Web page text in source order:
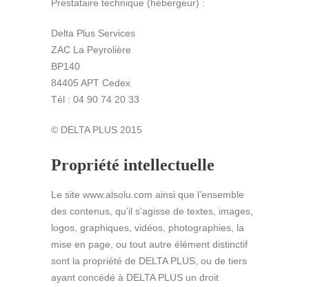
Prestataire technique (hébergeur) :
Delta Plus Services
ZAC La Peyrolière
BP140
84405 APT Cedex
Tél : 04 90 74 20 33
© DELTA PLUS 2015
Propriété intellectuelle
Le site www.alsolu.com ainsi que l’ensemble
des contenus, qu’il s’agisse de textes, images,
logos, graphiques, vidéos, photographies, la
mise en page, ou tout autre élément distinctif
sont la propriété de DELTA PLUS, ou de tiers
ayant concédé à DELTA PLUS un droit